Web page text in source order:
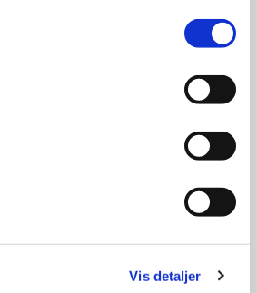
Vis detaljer